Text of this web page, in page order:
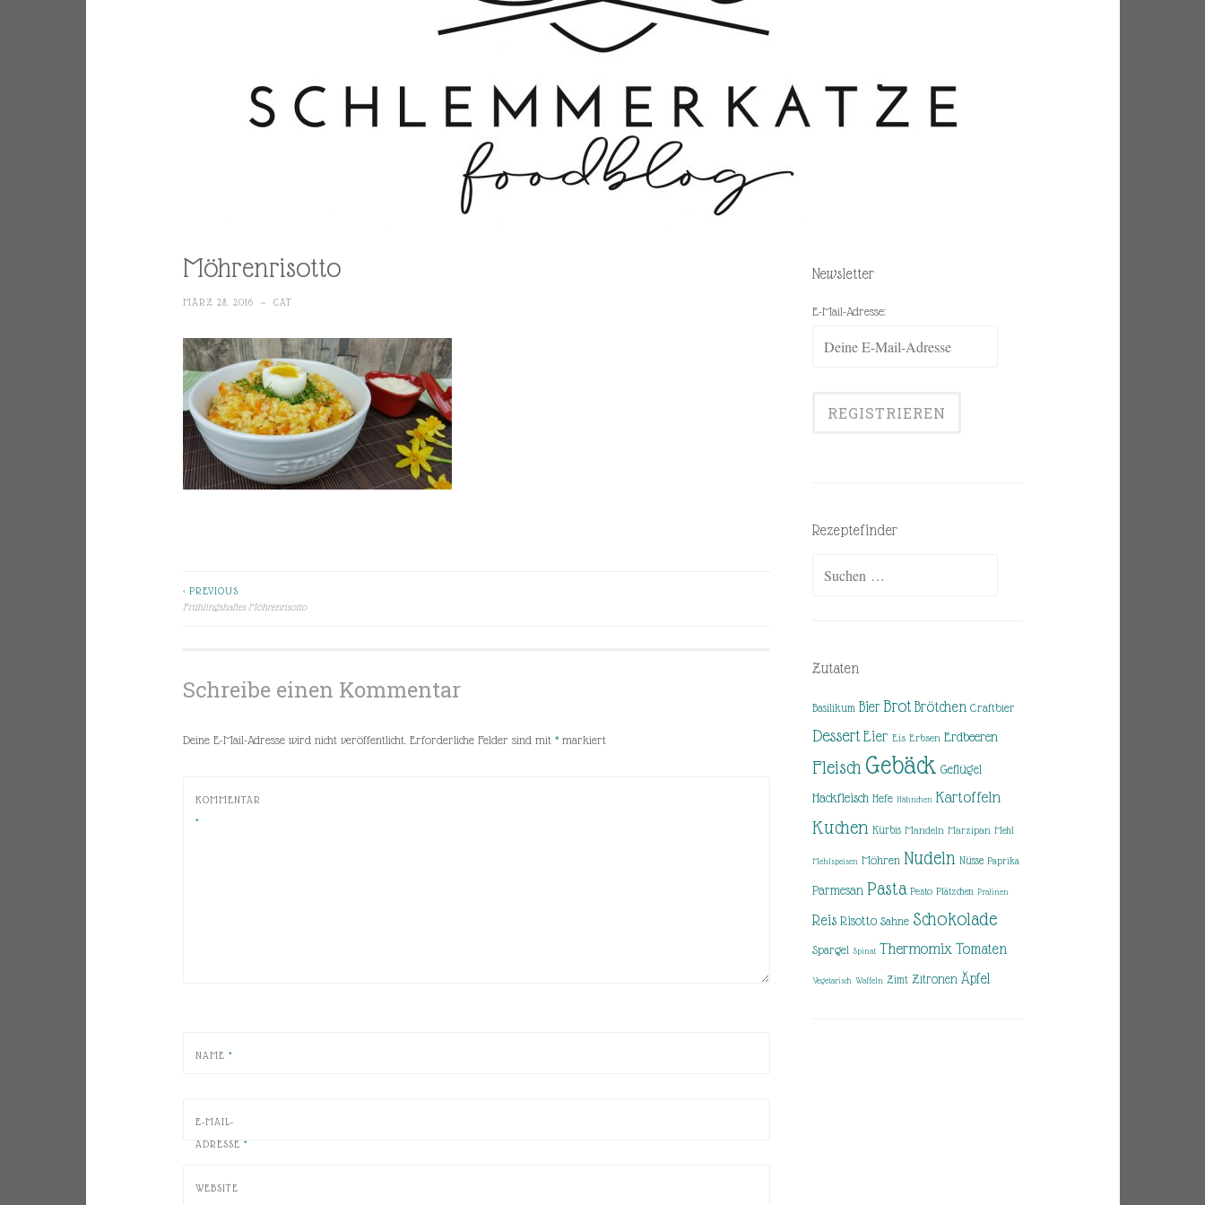
Möhrenrisotto
MÄRZ 28, 2016 ~ CAT
Beitragsnavigation
< PREVIOUS
Frühlingshaftes Möhrenrisotto
Schreibe einen Kommentar
Deine E-Mail-Adresse wird nicht veröffentlicht. Erforderliche Felder sind mit *markiert
KOMMENTAR
*
NAME *
E-MAIL-
ADRESSE *
WEBSITE
Newsletter
E-Mail-Adresse:
Rezeptefinder
Zutaten
Basilikum Bier Brot Brötchen Craftbier
Dessert Eier Eis Erbsen Erdbeeren
Fleisch Gebäck Geflügel
Hackfleisch Hefe Hähnchen Kartoffeln
Kuchen Kürbis Mandeln Marzipan Mehl
Mehlspeisen Möhren Nudeln Nüsse Paprika
Parmesan Pasta Pesto Plätzchen Pralinen
Reis Risotto Sahne Schokolade
Spargel Spinat Thermomix Tomaten
Vegetarisch Waffeln Zimt Zitronen Äpfel